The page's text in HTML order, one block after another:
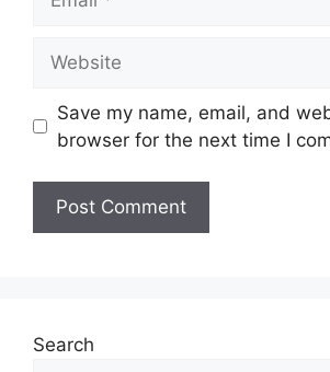
Save my name, email, and
browser for the next time I
Search